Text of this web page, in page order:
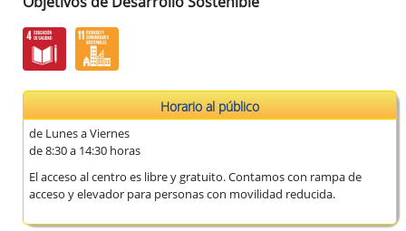
Horario al público
de Lunes a Viernes
de 8:30 a 14:30 horas
El acceso al centro es libre y gratuito. Contamos con rampa de
acceso y elevador para personas con movilidad reducida.